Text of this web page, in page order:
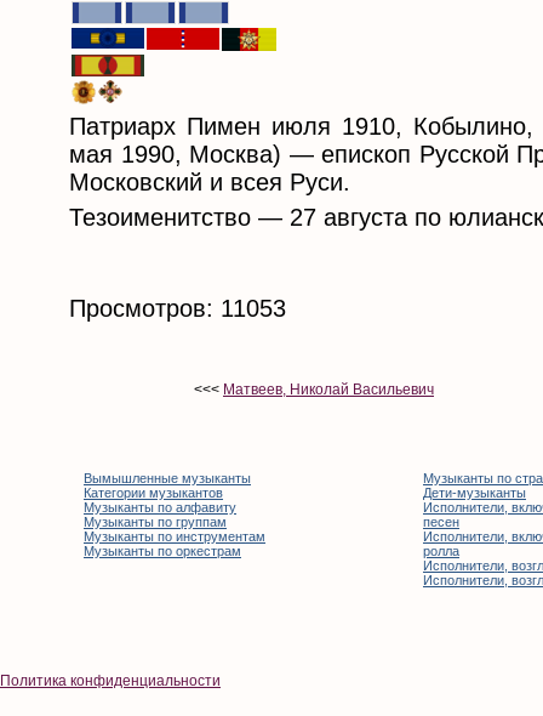
Патриарх Пимен июля 1910, Кобылино,
мая 1990, Москва) — епископ Русской
Московский и всея Руси.
Тезоименитство — 27 августа по
Просмотров: 11053
<<< Матвеев, Николай Васильевич
Вымышленные музыканты
Категории музыкантов
Музыканты по алфавиту
Музыканты по группам
Музыканты по инструментам
Музыканты по оркестрам
Музыканты по
Дети-музыканты
Исполнители,
песен
Исполнители,
ролла
Исполнители,
Исполнители,
Политика конфиденциальности